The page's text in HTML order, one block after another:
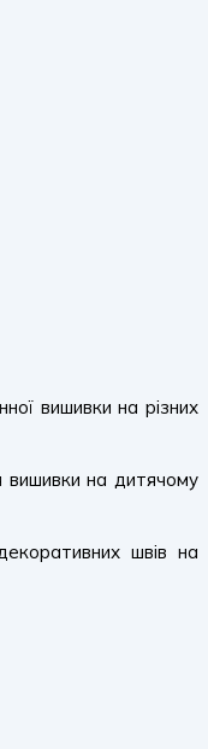
вишивки на різних
вишивки на дитячому
швів на